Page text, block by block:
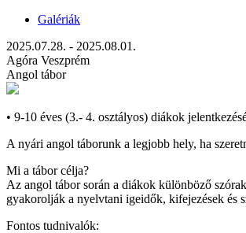
Galériák
2025.07.28. - 2025.08.01.
Agóra Veszprém
Angol tábor
• 9-10 éves (3.- 4. osztályos) diákok
A nyári angol táborunk a legjobb hely, ha
Mi a tábor célja?
Az angol tábor során a diákok különböző
gyakorolják a nyelvtani igeidők, kifejezések és
Fontos tudnivalók: